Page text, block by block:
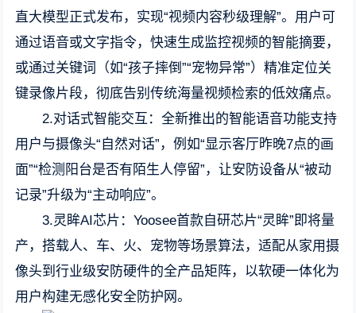
直大模型正式发布，实现“视频内容秒级理解”。用户可
通过语音或文字指令，快速生成监控视频的智能摘要，
或通过关键词（如“孩子摔倒”“宠物异常”）精准定位关
键录像片段，彻底告别传统海量视频检索的低效痛点。
2.对话式智能交互：全新推出的智能语音功能支持
用户与摄像头“自然对话”，例如“显示客厅昨晚7点的画
面”“检测阳台是否有陌生人停留”，让安防设备从“被动
记录”升级为“主动响应”。
3.灵眸AI芯片：Yoosee首款自研芯片“灵眸”即将量
产，搭载人、车、火、宠物等场景算法，适配从家用摄
像头到行业级安防硬件的全产品矩阵，以软硬一体化为
用户构建无感化安全防护网。